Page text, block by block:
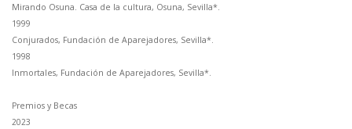
Mirando Osuna. Casa de la cultura, Osuna, Sevilla*.
1999
Conjurados, Fundación de Aparejadores, Sevilla*.
1998
Inmortales, Fundación de Aparejadores, Sevilla*.
Premios y Becas
2023